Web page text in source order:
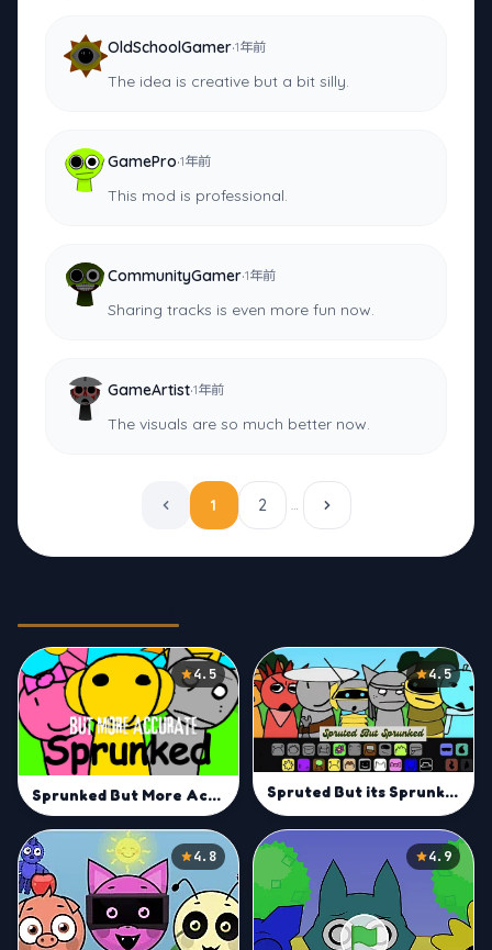
OldSchoolGamer·1年前
The idea is creative but a bit silly.
GamePro·1年前
This mod is professional.
CommunityGamer·1年前
Sharing tracks is even more fun now.
GameArtist·1年前
The visuals are so much better now.
1 2 …
4.5
Sprunked But More Accurate Mod
4.5
Spruted But its Sprunked
4.8 4.9